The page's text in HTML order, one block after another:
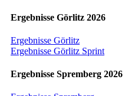
Ergebnisse Görlitz 2026
Ergebnisse Görlitz
Ergebnisse Görlitz Sprint
Ergebnisse Spremberg 2026